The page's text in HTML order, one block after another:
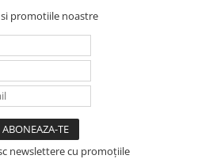
promotiile noastre
newslettere cu promoțiile